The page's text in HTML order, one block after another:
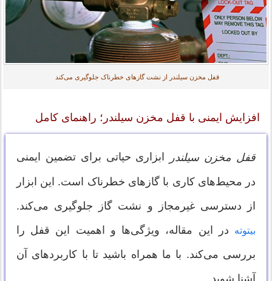
قفل مخزن سیلندر از نشت گازهای خطرناک جلوگیری می‌کند
افزایش ایمنی با قفل مخزن سیلندر؛ راهنمای کامل
قفل مخزن سیلندر ابزاری حیاتی برای تضمین ایمنی
در محیط‌های کاری با گازهای خطرناک است. این ابزار
از دسترسی غیرمجاز و نشت گاز جلوگیری می‌کند.
بیتوته
در این مقاله، ویژگی‌ها و اهمیت این قفل را
بررسی می‌کند. با ما همراه باشید تا با کاربردهای آن
آشنا شوید.